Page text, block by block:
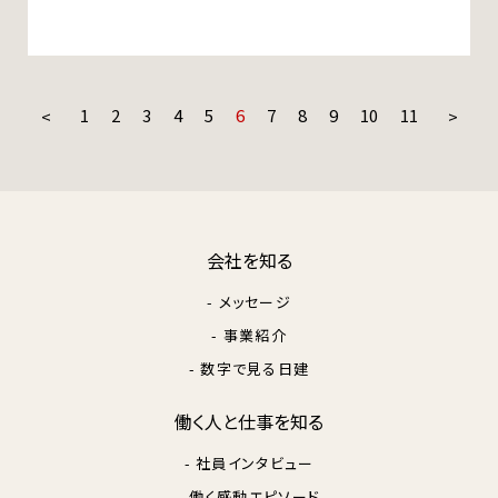
1 2 3 4 5 6 7 8 9 10 11
会社を知る
- メッセージ
- 事業紹介
- 数字で見る日建
働く⼈と仕事を知る
- 社員インタビュー